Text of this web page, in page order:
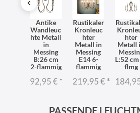
Antike
Wandleuc
hte Metall
in
Messing
B:26 cm
2-flammig
92,95 €*
Rustikaler
Kronleuc
hter
Metall in
Messing
E14 6-
flammig
219,95 €*
hter
Metall
L:52
flmg
PASSENDE